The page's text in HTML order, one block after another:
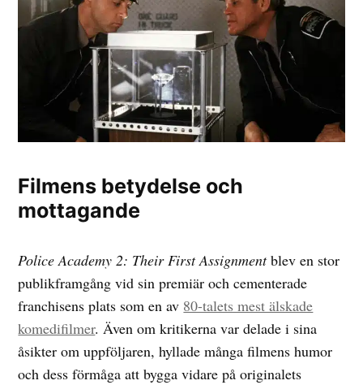
Filmens betydelse och
mottagande
Police Academy 2: Their First Assignmentblev en stor
publikframgång vid sin premiär och cementerade
franchisens plats som en av 80-talets mest älskade
komedifilmer. Även om kritikerna var delade i sina
åsikter om uppföljaren, hyllade många filmens humor
och dess förmåga att bygga vidare på originalets